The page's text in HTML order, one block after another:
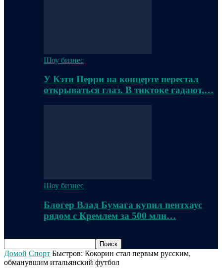
Шоу бизнес
У Кэти Перри на концерте перестал
открываться глаз. В тиктоке гадают,…
Шоу бизнес
Блогер Влад Бумага купил пентхаус
рядом с Кремлем за 500 млн…
Домой Спорт Быстров: Кокорин стал первым русским,
обманувшим итальянский футбол